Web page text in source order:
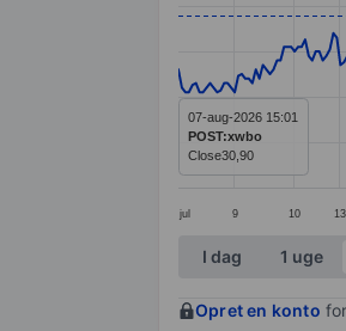
Line chart with
The chart has 1
The chart has 1 Y
jul 9 10 13
07-aug-2026 15:01
POST:xwbo
Close30,90
End of
I dag 1 uge
Opret en konto